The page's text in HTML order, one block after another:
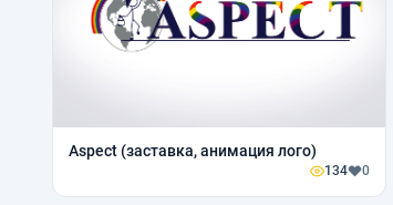
Aspect (заставка, анимация лого)
134 0